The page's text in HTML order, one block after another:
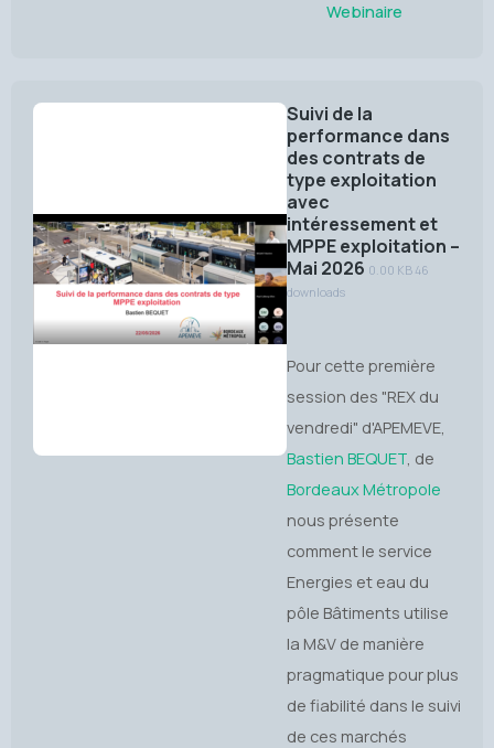
Webinaire
Suivi de la
performance dans
des contrats de
type exploitation
avec
intéressement et
MPPE exploitation –
Mai 2026 0.00 KB 46
downloads
Pour cette première
session des "REX du
vendredi" d'APEMEVE,
Bastien BEQUET, de
Bordeaux Métropole
nous présente
comment le service
Energies et eau du
pôle Bâtiments utilise
la M&V de manière
pragmatique pour plus
de fiabilité dans le suivi
de ces marchés